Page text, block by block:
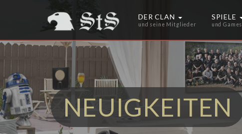
DER CLAN
und seine Mitglieder
SPIELE
und Games
NEUIGKEITEN